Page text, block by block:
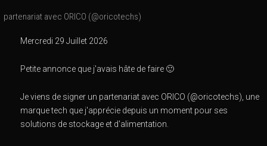
partenariat avec ORICO (@oricotechs)
Mercredi 29 Juillet 2026
Petite annonce que j'avais hâte de faire 🙂
Je viens de signer un partenariat avec ORICO (@oricotechs), une
marque tech que j'apprécie depuis un moment pour ses
solutions de stockage et d'alimentation.